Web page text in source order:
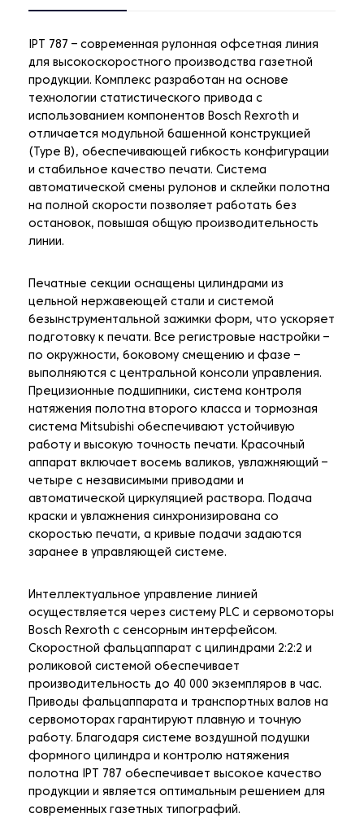
IPT 787 – современная рулонная офсетная линия
для высокоскоростного производства газетной
продукции. Комплекс разработан на основе
технологии статистического привода с
использованием компонентов Bosch Rexroth и
отличается модульной башенной конструкцией
(Type B), обеспечивающей гибкость конфигурации
и стабильное качество печати. Система
автоматической смены рулонов и склейки полотна
на полной скорости позволяет работать без
остановок, повышая общую производительность
линии.
Печатные секции оснащены цилиндрами из
цельной нержавеющей стали и системой
безынструментальной зажимки форм, что ускоряет
подготовку к печати. Все регистровые настройки –
по окружности, боковому смещению и фазе –
выполняются с центральной консоли управления.
Прецизионные подшипники, система контроля
натяжения полотна второго класса и тормозная
система Mitsubishi обеспечивают устойчивую
работу и высокую точность печати. Красочный
аппарат включает восемь валиков, увлажняющий –
четыре с независимыми приводами и
автоматической циркуляцией раствора. Подача
краски и увлажнения синхронизирована со
скоростью печати, а кривые подачи задаются
заранее в управляющей системе.
Интеллектуальное управление линией
осуществляется через систему PLC и сервомоторы
Bosch Rexroth с сенсорным интерфейсом.
Скоростной фальцаппарат с цилиндрами 2:2:2 и
роликовой системой обеспечивает
производительность до 40 000 экземпляров в час.
Приводы фальцаппарата и транспортных валов на
сервомоторах гарантируют плавную и точную
работу. Благодаря системе воздушной подушки
формного цилиндра и контролю натяжения
полотна IPT 787 обеспечивает высокое качество
продукции и является оптимальным решением для
современных газетных типографий.